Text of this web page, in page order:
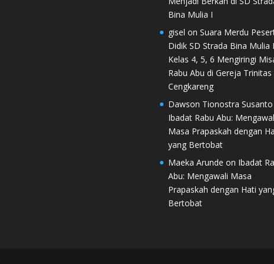
Bina Mulia I
gisel on Suara Merdu
Didik SD Strada Bina Mulia
Kelas 4, 5, 6 Mengiringi
Rabu Abu di Gereja Trinitas
Cengkareng
Dawson Tionostra Susanto
Ibadat Rabu Abu:
Masa Prapaskah dengan
yang Bertobat
Maeka Arunde on Ibadat
Abu: Mengawali Masa
Prapaskah dengan Hati
Bertobat